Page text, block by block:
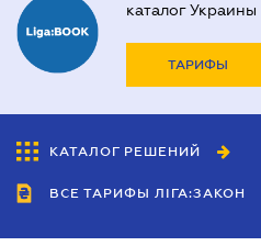
каталог Украины
ТАРИФЫ
КАТАЛОГ РЕШЕНИЙ
ВСЕ ТАРИФЫ ЛІГА:ЗАКОН